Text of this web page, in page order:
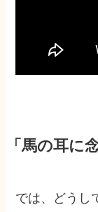
「馬の耳に
では、どうし